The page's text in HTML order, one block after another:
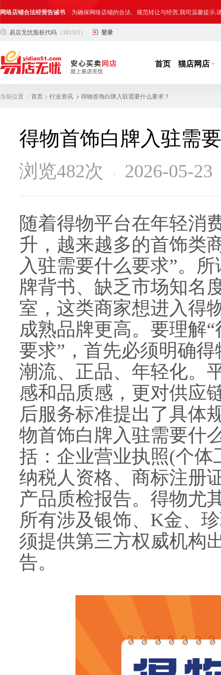
网络店铺合法经营告诫书 为确保网络店铺的合法、规范转让与经营,我司温馨提示
合法合规经营告客户书 部分客户在购买抖店网络店铺后，存在试图规避平台监
网络店铺合法经营告诫书 为确保网络店铺的合法、规范转让与经营,我司温馨提示
易店无忧股权代码 （101311） 登录
首页 猫店网店
当前位置 ： 首页 > 行业资讯 > 得物首饰白牌入驻需要什么要求？
得物首饰白牌入驻需
浏览482次 2026-05-23
随着得物平台在年轻消
升，越来越多的首饰类
入驻需要什么要求”。
牌背书、缺乏市场知名
室，这类商家想进入得
成熟品牌更高。要理解
要求”，首先必须明确
潮流、正品、年轻化。
感和品质感，更对供应
后服务标准提出了具体
物首饰白牌入驻需要什
括：企业营业执照(个
纳税人资格、商标注册
产品质检报告。得物尤
所有涉及银饰、K金、
须提供第三方权威机构
告。